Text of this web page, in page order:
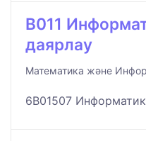
B011
даярлау
Математика және
6B01507